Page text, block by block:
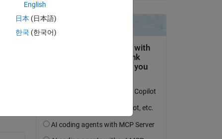
English
日本 (日本語)
한국 (한국어)